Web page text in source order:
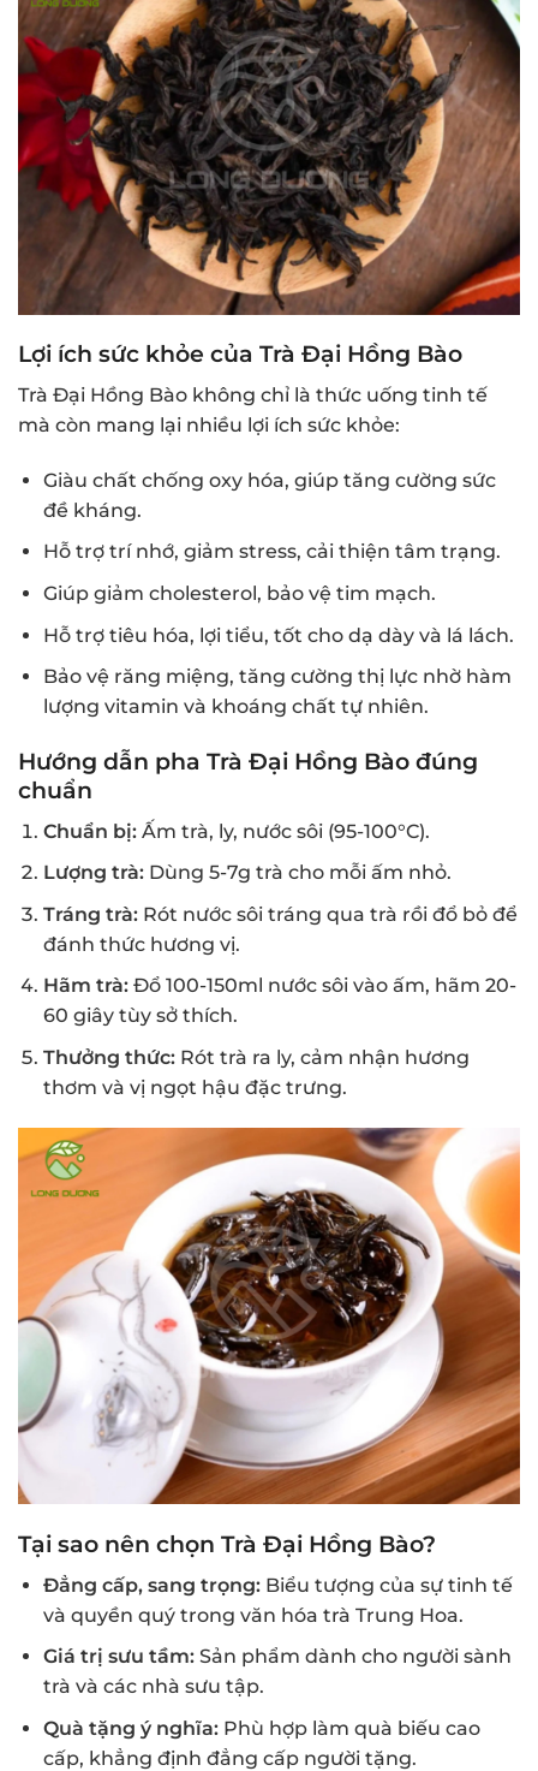
Lợi ích sức khỏe của Trà Đại Hồng Bào
Trà Đại Hồng Bào không chỉ là thức uống tinh tế
mà còn mang lại nhiều lợi ích sức khỏe:
Giàu chất chống oxy hóa, giúp tăng cường sức
đề kháng.
Hỗ trợ trí nhớ, giảm stress, cải thiện tâm trạng.
Giúp giảm cholesterol, bảo vệ tim mạch.
Hỗ trợ tiêu hóa, lợi tiểu, tốt cho dạ dày và lá lách.
Bảo vệ răng miệng, tăng cường thị lực nhờ hàm
lượng vitamin và khoáng chất tự nhiên.
Hướng dẫn pha Trà Đại Hồng Bào đúng
chuẩn
Chuẩn bị:Ấm trà, ly, nước sôi (95-100°C).
Lượng trà:Dùng 5-7g trà cho mỗi ấm nhỏ.
Tráng trà:Rót nước sôi tráng qua trà rồi đổ bỏ để
đánh thức hương vị.
Hãm trà:Đổ 100-150ml nước sôi vào ấm, hãm 20-
60 giây tùy sở thích.
Thưởng thức:Rót trà ra ly, cảm nhận hương
thơm và vị ngọt hậu đặc trưng.
Tại sao nên chọn Trà Đại Hồng Bào?
Đẳng cấp, sang trọng:Biểu tượng của sự tinh tế
và quyền quý trong văn hóa trà Trung Hoa.
Giá trị sưu tầm:Sản phẩm dành cho người sành
trà và các nhà sưu tập.
Quà tặng ý nghĩa:Phù hợp làm quà biếu cao
cấp, khẳng định đẳng cấp người tặng.